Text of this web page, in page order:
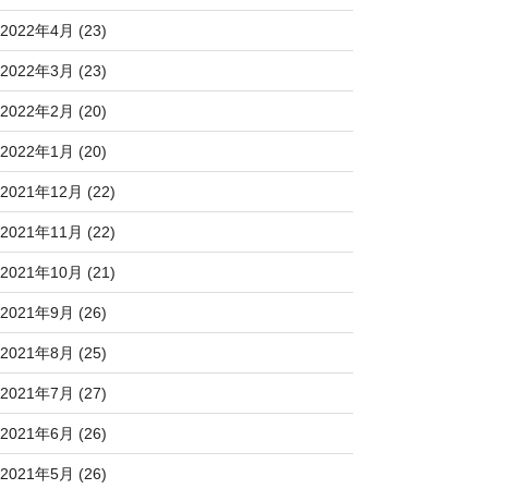
2022年4月 (23)
2022年3月 (23)
2022年2月 (20)
2022年1月 (20)
2021年12月 (22)
2021年11月 (22)
2021年10月 (21)
2021年9月 (26)
2021年8月 (25)
2021年7月 (27)
2021年6月 (26)
2021年5月 (26)